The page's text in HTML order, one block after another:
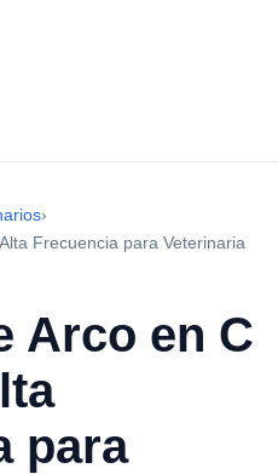
›
Frecuencia para Veterinaria
Arco en C
para